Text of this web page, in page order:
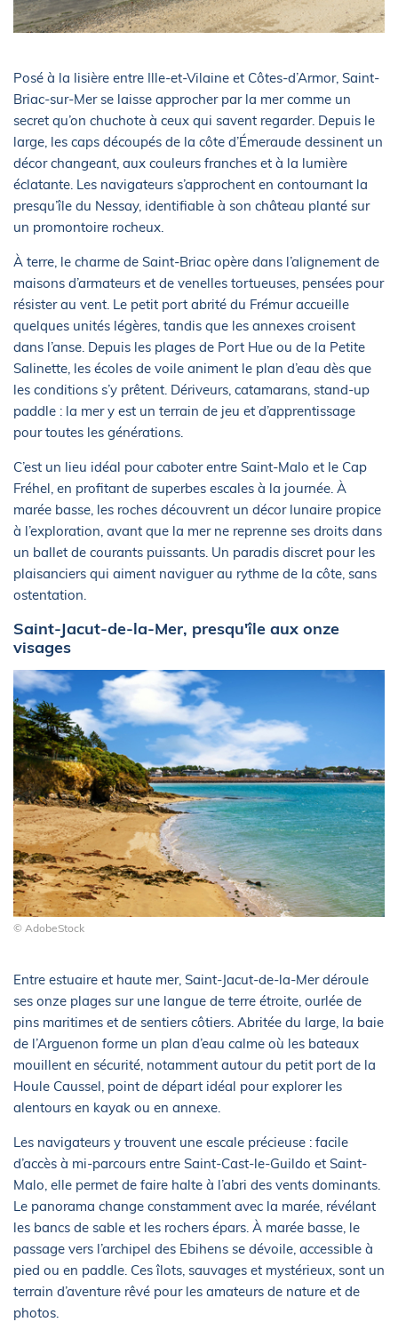
Posé à la lisière entre Ille-et-Vilaine et Côtes-d’Armor, Saint-
Briac-sur-Mer se laisse approcher par la mer comme un
secret qu’on chuchote à ceux qui savent regarder. Depuis le
large, les caps découpés de la côte d’Émeraude dessinent un
décor changeant, aux couleurs franches et à la lumière
éclatante. Les navigateurs s’approchent en contournant la
presqu’île du Nessay, identifiable à son château planté sur
un promontoire rocheux.
À terre, le charme de Saint-Briac opère dans l’alignement de
maisons d’armateurs et de venelles tortueuses, pensées pour
résister au vent. Le petit port abrité du Frémur accueille
quelques unités légères, tandis que les annexes croisent
dans l’anse. Depuis les plages de Port Hue ou de la Petite
Salinette, les écoles de voile animent le plan d’eau dès que
les conditions s’y prêtent. Dériveurs, catamarans, stand-up
paddle : la mer y est un terrain de jeu et d’apprentissage
pour toutes les générations.
C’est un lieu idéal pour caboter entre Saint-Malo et le Cap
Fréhel, en profitant de superbes escales à la journée. À
marée basse, les roches découvrent un décor lunaire propice
à l’exploration, avant que la mer ne reprenne ses droits dans
un ballet de courants puissants. Un paradis discret pour les
plaisanciers qui aiment naviguer au rythme de la côte, sans
ostentation.
Saint-Jacut-de-la-Mer, presqu'île aux onze
visages
© AdobeStock
Entre estuaire et haute mer, Saint-Jacut-de-la-Mer déroule
ses onze plages sur une langue de terre étroite, ourlée de
pins maritimes et de sentiers côtiers. Abritée du large, la baie
de l’Arguenon forme un plan d’eau calme où les bateaux
mouillent en sécurité, notamment autour du petit port de la
Houle Caussel, point de départ idéal pour explorer les
alentours en kayak ou en annexe.
Les navigateurs y trouvent une escale précieuse : facile
d’accès à mi-parcours entre Saint-Cast-le-Guildo et Saint-
Malo, elle permet de faire halte à l’abri des vents dominants.
Le panorama change constamment avec la marée, révélant
les bancs de sable et les rochers épars. À marée basse, le
passage vers l’archipel des Ebihens se dévoile, accessible à
pied ou en paddle. Ces îlots, sauvages et mystérieux, sont un
terrain d’aventure rêvé pour les amateurs de nature et de
photos.